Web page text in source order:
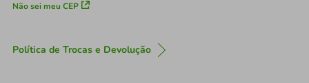
Não sei meu CEP
Política de Trocas e Devolução